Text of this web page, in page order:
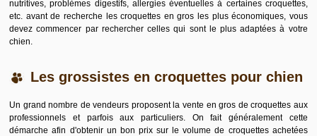
nutritives, problèmes digestifs, allergies éventuelles à certaines croquettes,
etc. avant de recherche les croquettes en gros les plus économiques, vous
devez commencer par rechercher celles qui sont le plus adaptées à votre
chien.
Les grossistes en croquettes pour chien
Un grand nombre de vendeurs proposent la vente en gros de croquettes aux
professionnels et parfois aux particuliers. On fait généralement cette
démarche afin d'obtenir un bon prix sur le volume de croquettes achetées